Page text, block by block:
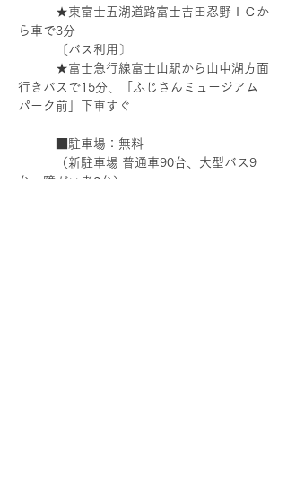
★東富士五湖道路富士吉田忍野ＩＣか
ら車で3分
〔バス利用〕
★富士急行線富士山駅から山中湖方面
行きバスで15分、「ふじさんミュージアム
パーク前」下車すぐ
■駐車場：無料
（新駐車場 普通車90台、大型バス9
台、障がい者2台）